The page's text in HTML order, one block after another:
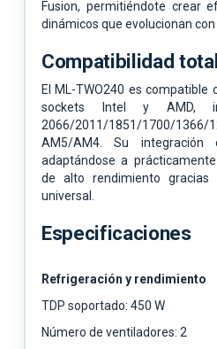
Fusion, permitiéndote crear
dinámicos que evolucionan con
Compatibilidad
El ML-TWO240 es compatible
sockets Intel y AMD,
2066/2011/1851/1700/
AM5/AM4. Su
adaptándose a
de alto rendimiento
universal.
Especificaciones
Refrigeración y rendimiento
TDP soportado: 450 W
Número de ventiladores: 2